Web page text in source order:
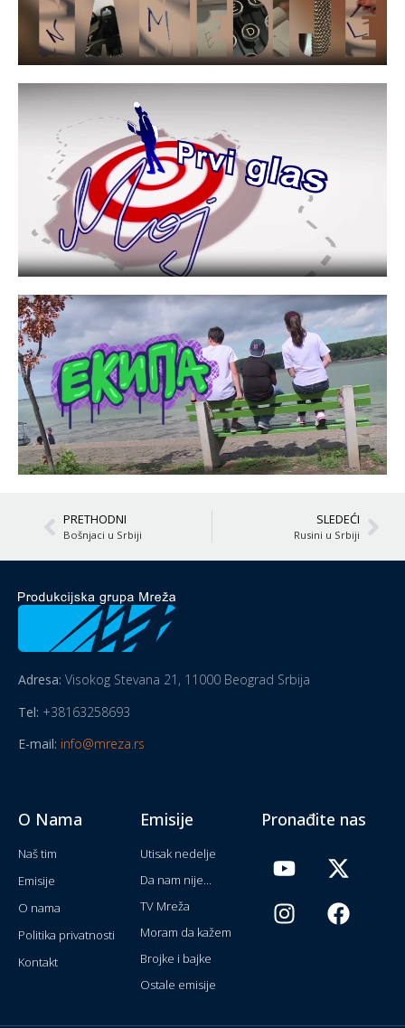
PRETHODNI
Bošnjaci u Srbiji
SLEDEĆI
Rusini u Srbiji
Adresa: Visokog Stevana 21, 11000 Beograd Srbija
Tel: +38163258693
E-mail: info@mreza.rs
O Nama
Naš tim
Emisije
O nama
Politika privatnosti
Kontakt
Emisije
Utisak nedelje
Da nam nije...
TV Mreža
Moram da kažem
Brojke i bajke
Ostale emisije
Pronađite nas